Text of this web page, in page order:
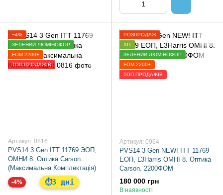
−4%
ЗЕЛЕНИЙ ЛЮМІНОФОР
FOM 2200+
ТОП ПРОДАЖІВ
Артикул: 0816
PVS14 3 Gen ITT 11769 ЭОП,
ОМНИ 8. Оптика Carson.
(Максимальна Комплектація)
-4% ⏱3 дні
РОЗПРОДАЖ
ХІТ
ЗЕЛЕНИЙ ЛЮМІНОФОР
FOM 2200+
ТОП ПРОДАЖІВ
Артикул: 0964
PVS14 3 Gen NEW! ITT 11769
ЕОП, L3Harris ОМНІ 8. Оптика
Carson. 2200ФОМ
180 000 грн
В наявності